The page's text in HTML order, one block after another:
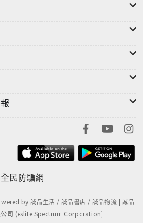
民防騙網
by 誠品生活 / 誠品書店 / 誠品物流 | 誠品
公司 (eslite Spectrum Corporation)